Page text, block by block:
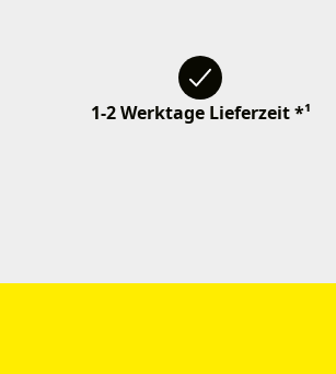
1-2 Werktage Lieferzeit *¹